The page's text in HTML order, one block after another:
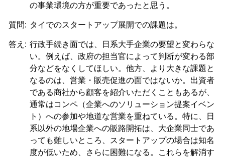
の事業環境の方が重要であったと思う。
質問: タイでのスタートアップ展開での課題は。
答え: 行政手続き面では、日系大手企業の要望と変わらな
い。例えば、政府の担当官によって判断が変わる部
分などをなくしてほしい。他方、より大きな課題と
なるのは、営業・販売促進の面ではないか。出資者
である商社から顧客を紹介いただくこともあるが、
通常はコンペ（企業へのソリューション提案イベン
ト）への参加や地道な営業を重ねている。特に、日
系以外の地場企業への販路開拓は、大企業同士であ
っても難しいところ、スタートアップの場合は知名
度が低いため、さらに困難になる。これらを解消す